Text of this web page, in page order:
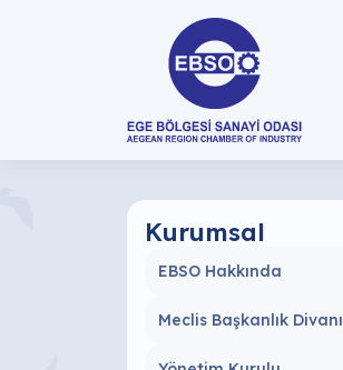
Kurumsal
EBSO Hakkında
Meclis Başkanlık Divanı